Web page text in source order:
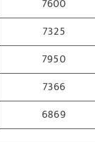
7600
7325
7950
7366
6869